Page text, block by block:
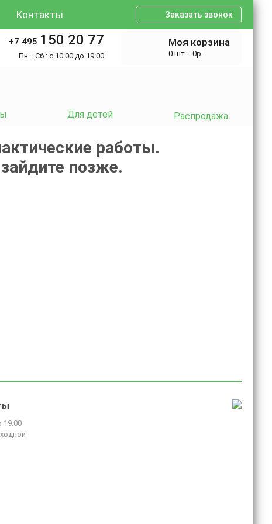
Контакты Заказать звонок
+7 495 150 20 77
Пн.–Сб.: с 10:00 до 19:00
Моя корзина
0 шт. - 0р.
Для детей Распродажа
работы.
позже.
19:00